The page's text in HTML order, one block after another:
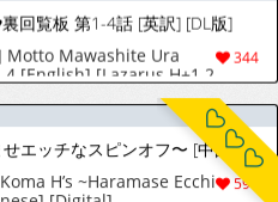
344
Motto Mawashite Ura
4 [English] [Lazarus H+1 2
[らーめん] まな☆こまH’s 〜孕ませエッチなスピンオフ〜 [中国翻訳] [DL版]
596
H’s ~Haramase Ecchi
[Digital]